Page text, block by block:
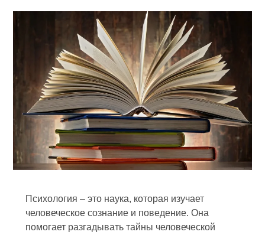
Психология – это наука, которая изучает
человеческое сознание и поведение. Она
помогает разгадывать тайны человеческой